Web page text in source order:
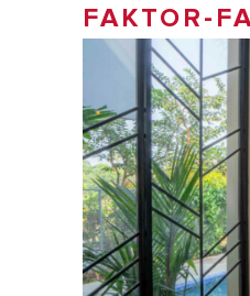
FAKTOR-